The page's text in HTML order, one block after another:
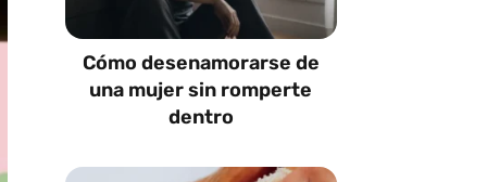
Cómo desenamorarse de
una mujer sin romperte
dentro